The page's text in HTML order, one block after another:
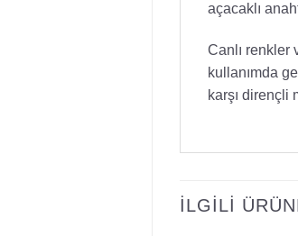
açacaklı
Canlı renkler
kullanımda
karşı dirençli
İLGILI